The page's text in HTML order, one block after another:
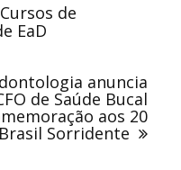
de
EaD
anuncia
de Saúde Bucal
aos 20
Sorridente